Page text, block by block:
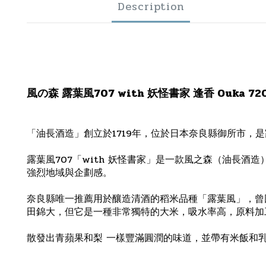
Description
風の森 露葉風707 with 妖怪書家 逢香 Ouka
「油長酒造」創立於1719年，位於日本奈良縣御所市，
露葉風707「with 妖怪書家」是一款風之森（油長酒造
強烈地域與企劃感。
奈良縣唯一推薦用於釀造清酒的稻米品種「露葉風」，
田錦大，但它是一種非常獨特的大米，吸水率高，原料加
散發出青蘋果和梨 一樣豐滿圓潤的味道，並帶有米飯和